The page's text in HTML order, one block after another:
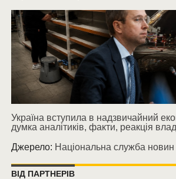
Україна вступила в надзвичайний
думка аналітиків, факти, реакція
Джерело: Національна служба новин
ВІД ПАРТНЕРІВ